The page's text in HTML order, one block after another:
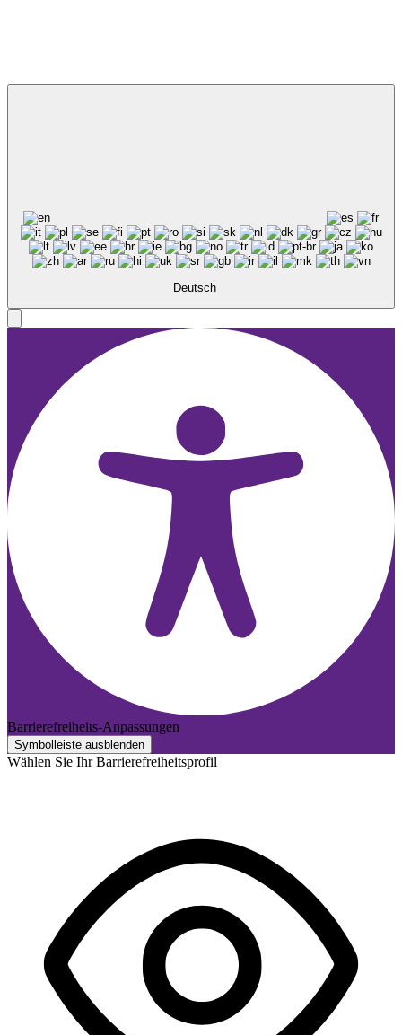
Deutsch
Barrierefreiheits-Anpassungen
Symbolleiste ausblenden
Wählen Sie Ihr Barrierefreiheitsprofil